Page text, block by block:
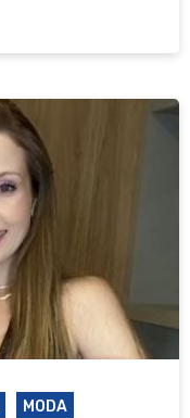
MODA